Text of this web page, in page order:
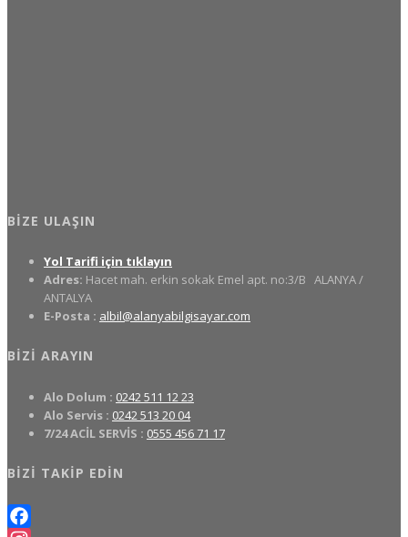
BIZE ULAŞIN
Yol Tarifi için tıklayın
Adres: Hacet mah. erkin sokak Emel apt. no:3/B ALANYA /
ANTALYA
E-Posta : albil@alanyabilgisayar.com
BIZI ARAYIN
Alo Dolum : 0242 511 12 23
Alo Servis : 0242 513 20 04
7/24 ACİL SERVİS : 0555 456 71 17
BIZI TAKIP EDIN